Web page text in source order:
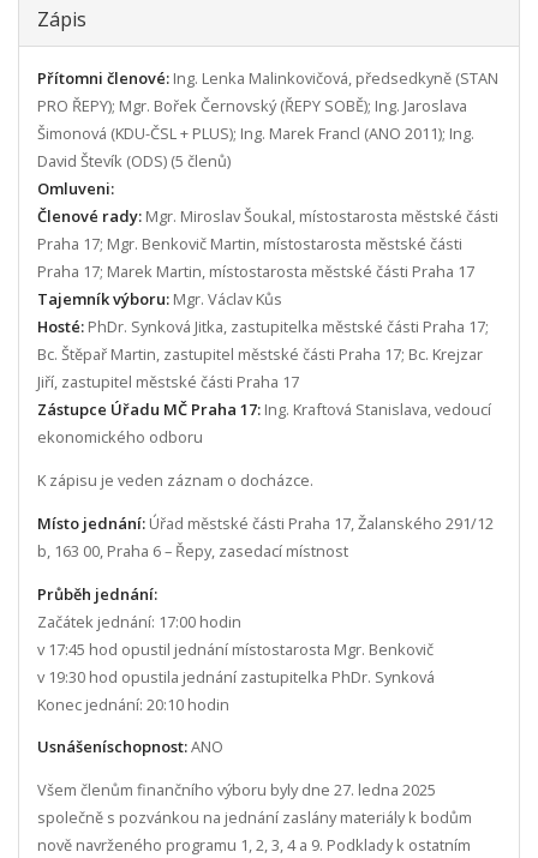
Zápis
Přítomni členové: Ing. Lenka Malinkovičová, předsedkyně (STAN
PRO ŘEPY); Mgr. Bořek Černovský (ŘEPY SOBĚ); Ing. Jaroslava
Šimonová (KDU-ČSL + PLUS); Ing. Marek Francl (ANO 2011); Ing.
David Števík (ODS) (5 členů)
Omluveni:
Členové rady: Mgr. Miroslav Šoukal, místostarosta městské části
Praha 17; Mgr. Benkovič Martin, místostarosta městské části
Praha 17; Marek Martin, místostarosta městské části Praha 17
Tajemník výboru: Mgr. Václav Kůs
Hosté: PhDr. Synková Jitka, zastupitelka městské části Praha 17;
Bc. Štěpař Martin, zastupitel městské části Praha 17; Bc. Krejzar
Jiří, zastupitel městské části Praha 17
Zástupce Úřadu MČ Praha 17: Ing. Kraftová Stanislava, vedoucí
ekonomického odboru
K zápisu je veden záznam o docházce.
Místo jednání: Úřad městské části Praha 17, Žalanského 291/12
b, 163 00, Praha 6 – Řepy, zasedací místnost
Průběh jednání:
Začátek jednání: 17:00 hodin
v 17:45 hod opustil jednání místostarosta Mgr. Benkovič
v 19:30 hod opustila jednání zastupitelka PhDr. Synková
Konec jednání: 20:10 hodin
Usnášeníschopnost:ANO
Všem členům finančního výboru byly dne 27. ledna 2025
společně s pozvánkou na jednání zaslány materiály k bodům
nově navrženého programu 1, 2, 3, 4 a 9. Podklady k ostatním